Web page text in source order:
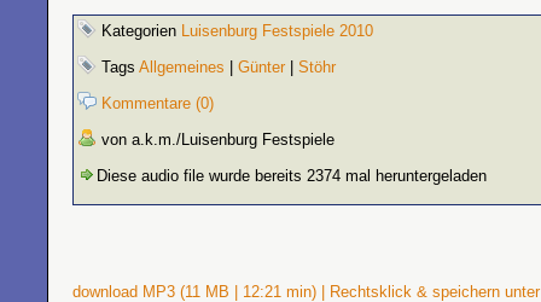
Kategorien Luisenburg Festspiele 2010
Tags Allgemeines Günter
Stöhr
Kommentare (0)
von a.k.m./Luisenburg Festspiele
Diese audio file wurde bereits 2374 mal heruntergeladen
download MP3 (11 MB | 12:21 min) | Rechtsklick & speichern unter